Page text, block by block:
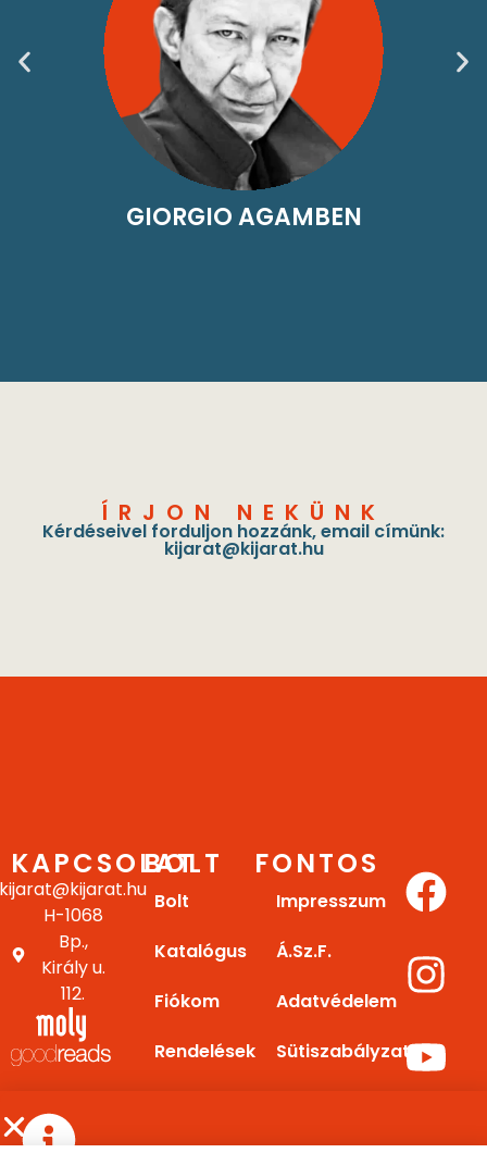
GIORGIO AGAMBEN
ÍRJON NEKÜNK
Kérdéseivel forduljon hozzánk, email címünk:
kijarat@kijarat.hu
KAPCSOLAT
kijarat@kijarat.hu
H-1068
Bp.,
Király u.
112.
BOLT
Bolt
Katalógus
Fiókom
Rendelések
FONTOS
Impresszum
Á.Sz.F.
Adatvédelem
Sütiszabályzat